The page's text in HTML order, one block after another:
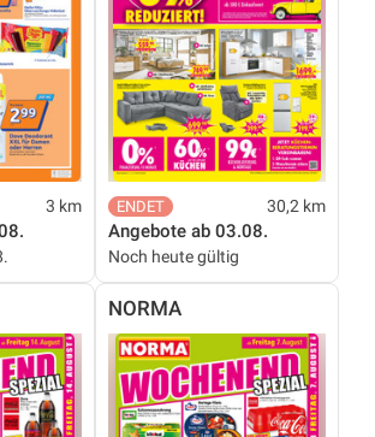
3 km 30,2 km
Angebote ab 03.08.
Noch heute gültig
NORMA